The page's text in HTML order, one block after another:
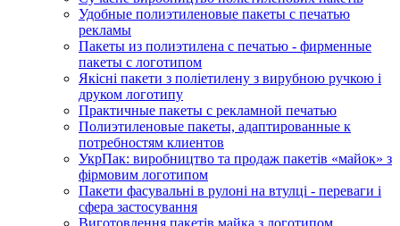
Удобные полиэтиленовые пакеты с печатью
рекламы
Пакеты из полиэтилена с печатью - фирменные
пакеты с логотипом
Якісні пакети з поліетилену з вирубною ручкою і
друком логотипу
Практичные пакеты с рекламной печатью
Полиэтиленовые пакеты, адаптированные к
потребностям клиентов
УкрПак: виробництво та продаж пакетів «майок» з
фірмовим логотипом
Пакети фасувальні в рулоні на втулці - переваги і
сфера застосування
Виготовлення пакетів майка з логотипом